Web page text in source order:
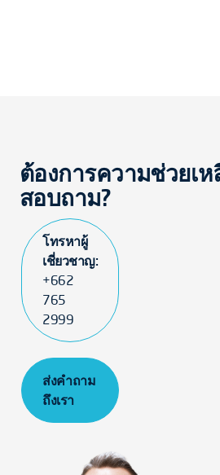
ต้องการความช่วยเ
สอบถาม?
โทรหาผู้
เชี่ยวชาญ:
+662
765
2999
ส่งคำถาม
ถึงเรา